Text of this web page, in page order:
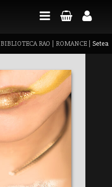
BIBLIOTECA RAO ROMANCE| Setea